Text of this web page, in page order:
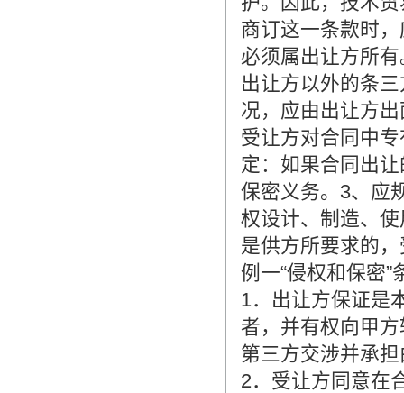
商订这一条款时
必须属出让方所
出让方以外的条
况，应由出让方
受让方对合同中
定：如果合同出
保密义务。3、应
权设计、制造、
是供方所要求的
例一“侵权和保密”
1．出让方保证是
者，并有权向甲
第三方交涉并承
2．受让方同意在